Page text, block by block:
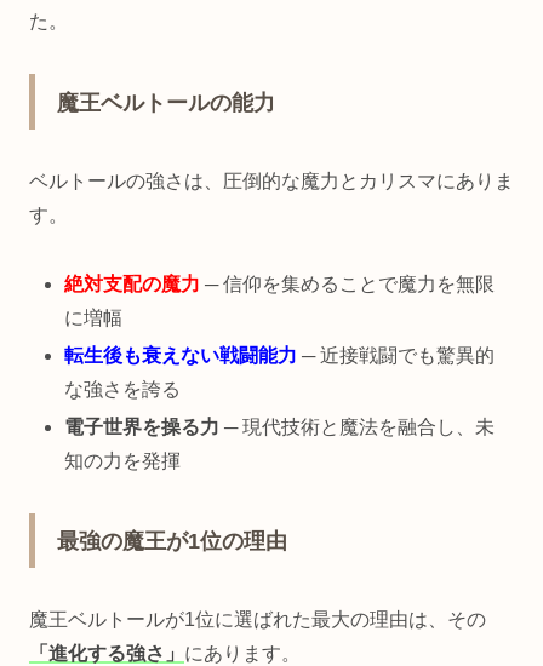
た。
魔王ベルトールの能力
ベルトールの強さは、圧倒的な魔力とカリスマにありま
す。
絶対支配の魔力 ─ 信仰を集めることで魔力を無限
に増幅
転生後も衰えない戦闘能力 ─ 近接戦闘でも驚異的
な強さを誇る
電子世界を操る力 ─ 現代技術と魔法を融合し、未
知の力を発揮
最強の魔王が1位の理由
魔王ベルトールが1位に選ばれた最大の理由は、その
「進化する強さ」 にあります。